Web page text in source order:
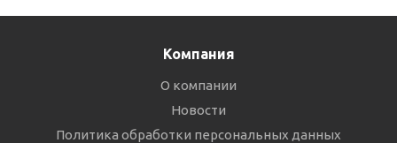
Компания
О компании
Новости
Политика обработки персональных данных